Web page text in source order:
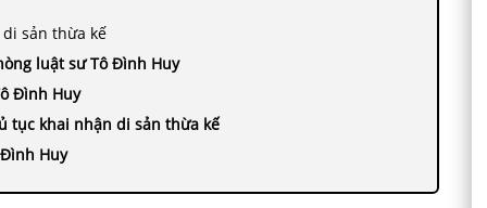
sản thừa kế
luật sư Tô Đình Huy
Đình Huy
tục khai nhận di sản thừa kế
Huy